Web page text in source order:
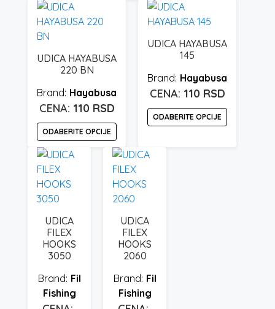
do
Ovaj
proizvod
ima
varijanti.
mogu
biti
izabrane
na
stranici
proizvoda.
mogu
izabrane
na
stranici
proizvoda.
UDICA HAYABUSA
220 BN
Hayabusa
110 RSD
ODABERITE OPCIJE
Ovaj
proizvod
ima
više
Opcije
mogu
biti
izabrane
na
stranici
UDICA HAYABUSA
145
Hayabusa
110 RSD
ODABERITE OPCIJE
proizvod
mogu
biti
na
proizvoda.
UDICA
FILEX
HOOKS
3050
Fil
Fishing
UDICA
FILEX
HOOKS
2060
Fil
Fishing